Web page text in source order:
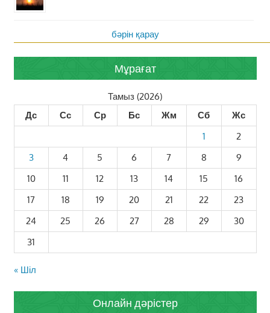
бәрін қарау
Мұрағат
Тамыз (2026)
Дс
Сс Ср Бс Жм Сб
Жс
1
2
3
4 5 6 7 8
9
10
11 12 13 14 15
16
17
18 19 20 21 22
23
24
25 26 27 28 29
30
31
« Шіл
Онлайн дәрістер